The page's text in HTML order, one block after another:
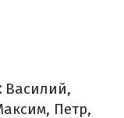
Василий,
Петр,